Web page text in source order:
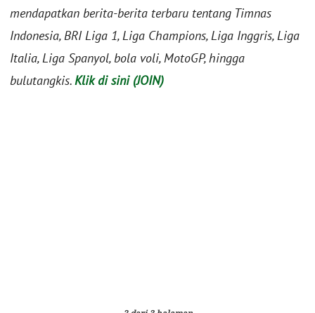
mendapatkan berita-berita terbaru tentang Timnas
Indonesia, BRI Liga 1, Liga Champions, Liga Inggris, Liga
Italia, Liga Spanyol, bola voli, MotoGP, hingga
bulutangkis.Klik di sini (JOIN)